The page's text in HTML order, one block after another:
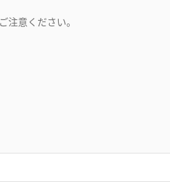
意ください。